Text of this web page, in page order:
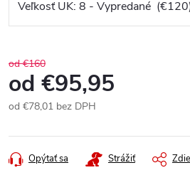
od €160
od €95,95
od €78,01 bez DPH
cena:
Opýtať sa Strážiť